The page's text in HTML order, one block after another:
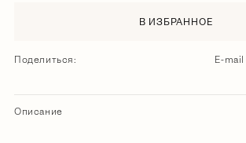
В ИЗБРАННОЕ
Поделиться: E-mail
Описание